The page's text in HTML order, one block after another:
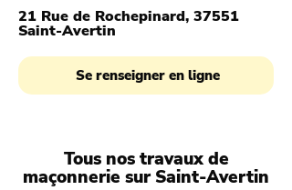
21 Rue de Rochepinard, 37551
Saint-Avertin
Se renseigner en ligne
Tous nos travaux de
maçonnerie sur Saint-Avertin